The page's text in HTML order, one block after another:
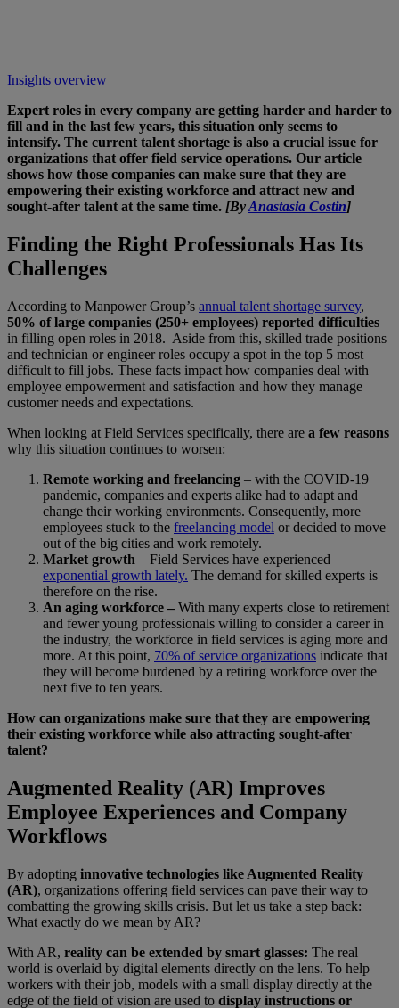
Insights overview
Expert roles in every company are getting harder and harder to
fill and in the last few years, this situation only seems to
intensify. The current talent shortage is also a crucial issue for
organizations that offer field service operations. Our article
shows how those companies can make sure that they are
empowering their existing workforce and attract new and
sought-after talent at the same time. [ByAnastasia Costin]
Finding the Right Professionals Has Its
Challenges
According to Manpower Group’s annual talent shortage survey,
50% of large companies (250+ employees) reported difficulties
in filling open roles in 2018. Aside from this, skilled trade positions
and technician or engineer roles occupy a spot in the top 5 most
difficult to fill jobs. These facts impact how companies deal with
employee empowerment and satisfaction and how they manage
customer needs and expectations.
When looking at Field Services specifically, there are a few reasons
why this situation continues to worsen:
Remote working and freelancing – with the COVID-19
pandemic, companies and experts alike had to adapt and
change their working environments. Consequently, more
employees stuck to the freelancing model or decided to move
out of the big cities and work remotely.
Market growth – Field Services have experienced
exponential growth lately. The demand for skilled experts is
therefore on the rise.
An aging workforce – With many experts close to retirement
and fewer young professionals willing to consider a career in
the industry, the workforce in field services is aging more and
more. At this point, 70% of service organizations indicate that
they will become burdened by a retiring workforce over the
next five to ten years.
How can organizations make sure that they are empowering
their existing workforce while also attracting sought-after
talent?
Augmented Reality (AR) Improves
Employee Experiences and Company
Workflows
By adopting innovative technologies like Augmented Reality
(AR), organizations offering field services can pave their way to
combatting the growing skills crisis. But let us take a step back:
What exactly do we mean by AR?
With AR, reality can be extended by smart glasses: The real
world is overlaid by digital elements directly on the lens. To help
workers with their job, models with a small display directly at the
edge of the field of vision are used to display instructions or